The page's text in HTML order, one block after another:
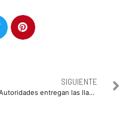
SIGUIENTE
Autoridades entregan las llaves y certificados de viviendas a familias ahomenses